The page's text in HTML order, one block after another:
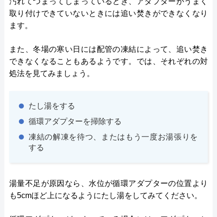
取り付けできていないときには追い焚きができなくなり
ます。
また、冬場の寒い日には配管の凍結によって、追い焚き
できなくなることもあるようです。では、それぞれの対
処法を見てみましょう。
たし湯をする
循環アダプターを掃除する
凍結の解凍を待つ、またはもう一度お湯張りを
する
湯量不足が原因なら、水位が循環アダプターの位置より
も5cmほど上になるようにたし湯をしてみてください。